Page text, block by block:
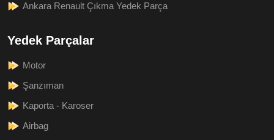
Ankara Renault Çıkma Yedek Parça
Yedek Parçalar
Motor
Şanzıman
Kaporta - Karoser
Airbag